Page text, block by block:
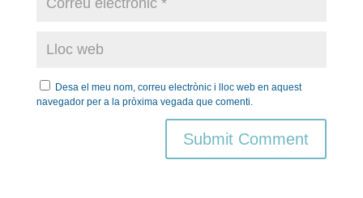
Desa el meu nom, correu electrònic i lloc web en aquest
navegador per a la pròxima vegada que comenti.